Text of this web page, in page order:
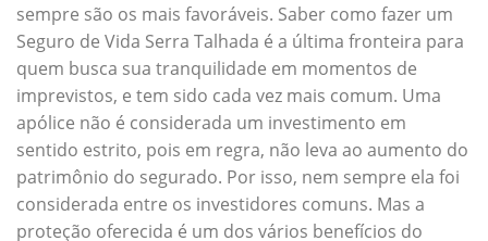
sempre são os mais favoráveis. Saber como fazer um
Seguro de Vida Serra Talhada é a última fronteira para
quem busca sua tranquilidade em momentos de
imprevistos, e tem sido cada vez mais comum. Uma
apólice não é considerada um investimento em
sentido estrito, pois em regra, não leva ao aumento do
patrimônio do segurado. Por isso, nem sempre ela foi
considerada entre os investidores comuns. Mas a
proteção oferecida é um dos vários benefícios do